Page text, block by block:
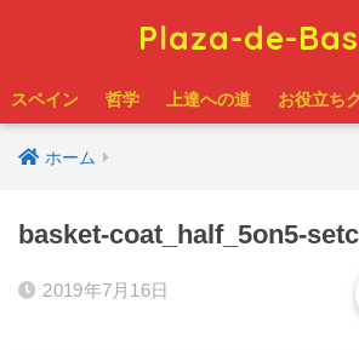
Plaza-de-
スペイン 哲学 上達への道 お役立ち
ホーム
basket-coat_half_5on5-
2019年7月16日